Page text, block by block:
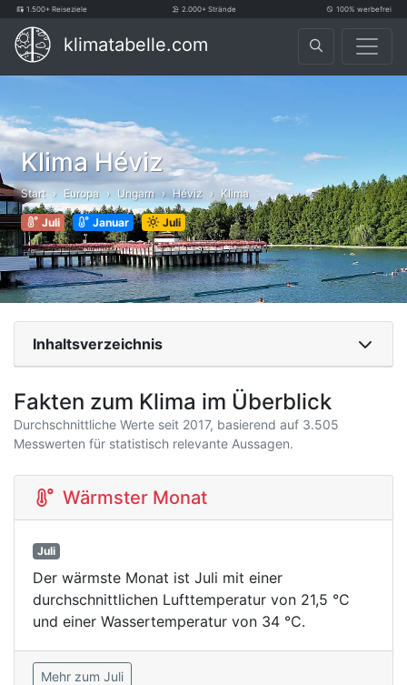
1.500+ Reiseziele 2.000+ Strände 100% werbefrei
klimatabelle.com
Klima Héviz
Start Europa Ungarn Héviz Klima
Juli Januar Juli
Inhaltsverzeichnis
Fakten zum Klima im Überblick
Durchschnittliche Werte seit 2017, basierend auf 3.505
Messwerten für statistisch relevante Aussagen.
Wärmster Monat
Juli
Der wärmste Monat ist Juli mit einer
durchschnittlichen Lufttemperatur von 21,5 °C
und einer Wassertemperatur von 34 °C.
Mehr zum Juli